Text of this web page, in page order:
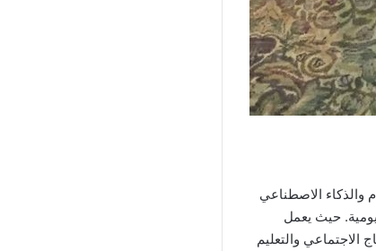
والذكاء الاصطناعي
حيث يعمل
الاجتماعي والتعليم